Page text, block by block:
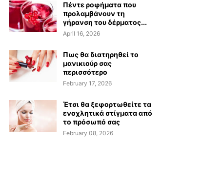
Πέντε ροφήματα που
προλαμβάνουν τη
γήρανση του δέρματος...
April 16, 2026
Πως θα διατηρηθεί το
μανικιούρ σας
περισσότερο
February 17, 2026
Έτσι θα ξεφορτωθείτε τα
ενοχλητικά στίγματα από
το πρόσωπό σας
February 08, 2026